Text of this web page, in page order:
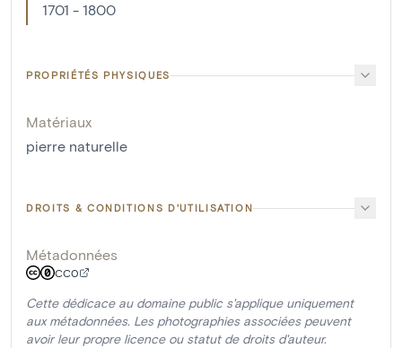
1701 - 1800
PROPRIÉTÉS PHYSIQUES
Matériaux
pierre naturelle
DROITS & CONDITIONS D'UTILISATION
Métadonnées
CC0
Cette dédicace au domaine public s'applique uniquement
aux métadonnées. Les photographies associées peuvent
avoir leur propre licence ou statut de droits d'auteur.